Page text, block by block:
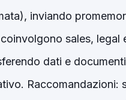
inviando
sales, legal
dati e
Raccomandazioni: